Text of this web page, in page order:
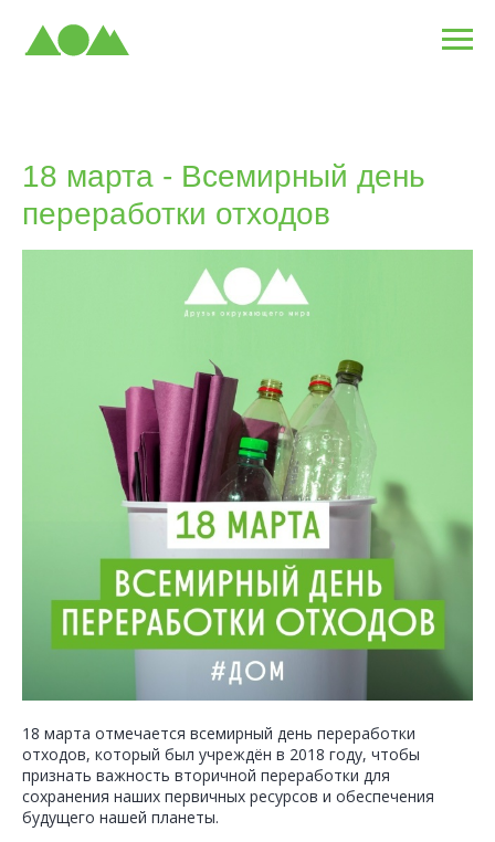
18 марта - Всемирный день
переработки отходов
18 марта отмечается всемирный день переработки
отходов, который был учреждён в 2018 году, чтобы
признать важность вторичной переработки для
сохранения наших первичных ресурсов и обеспечения
будущего нашей планеты.